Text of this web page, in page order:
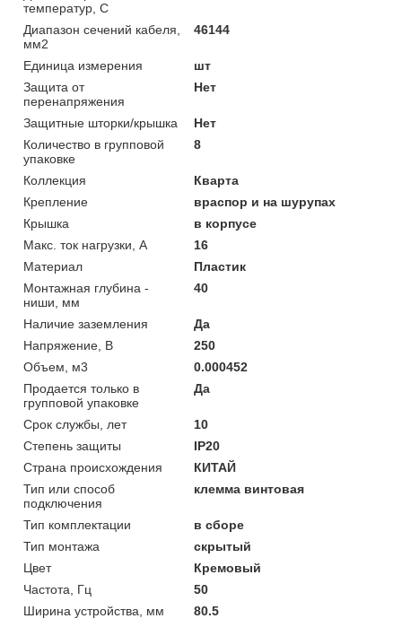
температур, С
Диапазон сечений кабеля,
мм2
46144
Единица измерения
шт
Защита от
перенапряжения
Нет
Защитные шторки/крышка
Нет
Количество в групповой
упаковке
8
Коллекция
Кварта
Крепление
враспор и на шурупах
Крышка
в корпусе
Макс. ток нагрузки, А
16
Материал
Пластик
Монтажная глубина -
ниши, мм
40
Наличие заземления
Да
Напряжение, В
250
Объем, м3
0.000452
Продается только в
групповой упаковке
Да
Срок службы, лет
10
Степень защиты
IP20
Страна происхождения
КИТАЙ
Тип или способ
подключения
клемма винтовая
Тип комплектации
в сборе
Тип монтажа
скрытый
Цвет
Кремовый
Частота, Гц
50
Ширина устройства, мм
80.5